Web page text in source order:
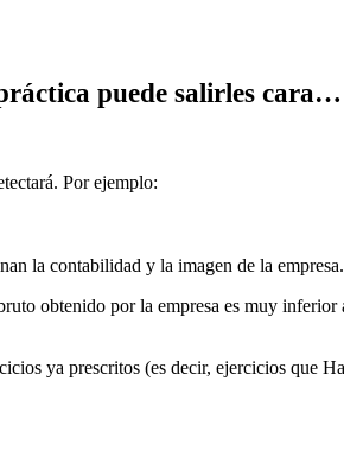
puede salirles cara…
Por ejemplo:
la contabilidad y la imagen de la empresa.
obtenido por la empresa es muy inferior
ya prescritos (es decir, ejercicios que